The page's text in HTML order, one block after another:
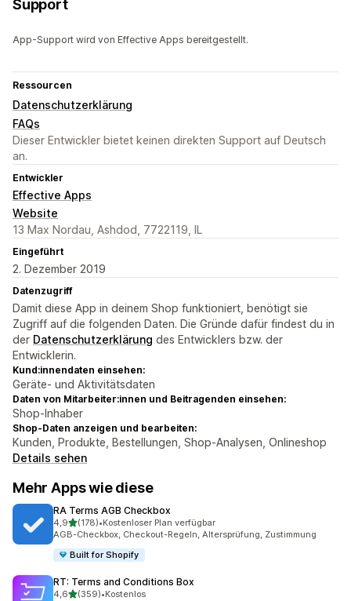
Support
App-Support wird von Effective Apps bereitgestellt.
Ressourcen
Datenschutzerklärung
FAQs
Dieser Entwickler bietet keinen direkten Support auf Deutsch
an.
Entwickler
Effective Apps
Website
13 Max Nordau, Ashdod, 7722119, IL
Eingeführt
2. Dezember 2019
Datenzugriff
Damit diese App in deinem Shop funktioniert, benötigt sie
Zugriff auf die folgenden Daten. Die Gründe dafür findest du in
der Datenschutzerklärung des Entwicklers bzw. der
Entwicklerin.
Kund:innendaten einsehen:
Geräte- und Aktivitätsdaten
Daten von Mitarbeiter:innen und Beitragenden einsehen:
Shop-Inhaber
Shop-Daten anzeigen und bearbeiten:
Kunden, Produkte, Bestellungen, Shop-Analysen, Onlineshop
Details sehen
Mehr Apps wie diese
RA Terms AGB Checkbox
4,9von 5 Sternen
(178)
178 Rezensionen insgesamt
•Kostenloser Plan verfügbar
AGB-Checkbox, Checkout-Regeln, Altersprüfung, Zustimmung
Built for Shopify
RT: Terms and Conditions Box
4,6von 5 Sternen
(359)•Kostenlos